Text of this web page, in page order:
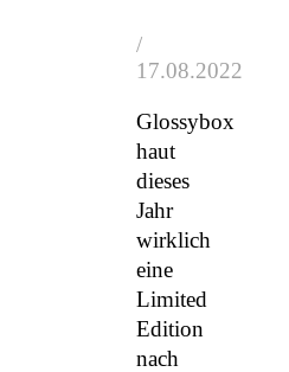
/
17.08.2022
Glossybox
haut
dieses
Jahr
wirklich
eine
Limited
Edition
nach